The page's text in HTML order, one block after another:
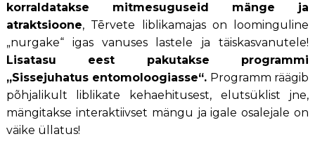
korraldatakse mitmesuguseid mänge ja
atraktsioone, Tērvete liblikamajas on loominguline
„nurgake“ igas vanuses lastele ja täiskasvanutele!
Lisatasu eest pakutakse programmi
„Sissejuhatus entomoloogiasse“. Programm räägib
põhjalikult liblikate kehaehitusest, elutsüklist jne,
mängitakse interaktiivset mängu ja igale osalejale on
väike üllatus!